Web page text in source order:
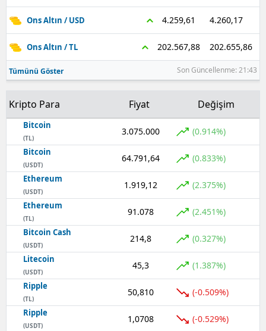
Ons Altın / USD 4.259,61 4.260,17
Ons Altın / TL 202.567,88 202.655,86
Tümünü Göster Son Güncellenme: 21:43
Kripto Para Fiyat Değişim
Bitcoin
(TL)
3.075.000 (0.914%)
Bitcoin
(USDT)
64.791,64 (0.833%)
Ethereum
(USDT)
1.919,12 (2.375%)
Ethereum
(TL)
91.078 (2.451%)
Bitcoin Cash
(USDT)
214,8 (0.327%)
Litecoin
(USDT)
45,3 (1.387%)
Ripple
(TL)
50,810 (-0.509%)
Ripple
(USDT)
1,0708 (-0.529%)